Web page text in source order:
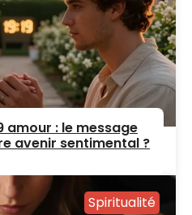
amour : le message
avenir sentimental ?
Spiritualité